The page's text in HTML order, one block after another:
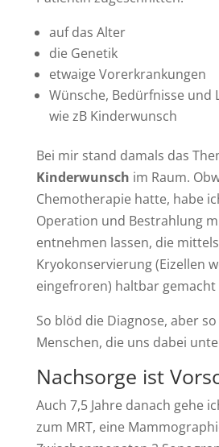
auf das Alter
die Genetik
etwaige Vorerkrankungen
Wünsche, Bedürfnisse und
wie zB Kinderwunsch
Bei mir stand damals das
Kinderwunsch im Raum.
Chemotherapie hatte, habe
Operation und Bestrahlung
entnehmen lassen, die mittels
Kryokonservierung (Eizellen
eingefroren) haltbar
So blöd die Diagnose, aber
Menschen, die uns dabei
Nachsorge ist
Auch 7,5 Jahre danach gehe
zum MRT, eine